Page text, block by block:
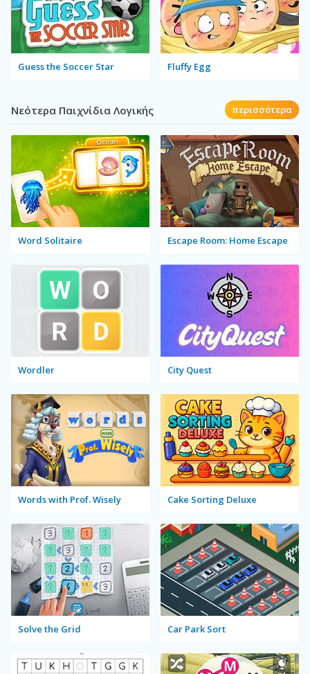
Guess the Soccer Star Fluffy Egg
Νεότερα Παιχνίδια Λογικής περισσότερα
Word Solitaire Escape Room: Home Escape
Wordler City Quest
Words with Prof. Wisely Cake Sorting Deluxe
Solve the Grid Car Park Sort